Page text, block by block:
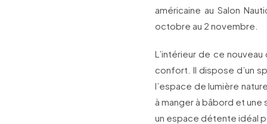
américaine au Salon
octobre au 2 novembre.
L’intérieur de ce
confort. Il dispose d’un
l’espace de lumière
à manger à bâbord et une
un espace détente idéal